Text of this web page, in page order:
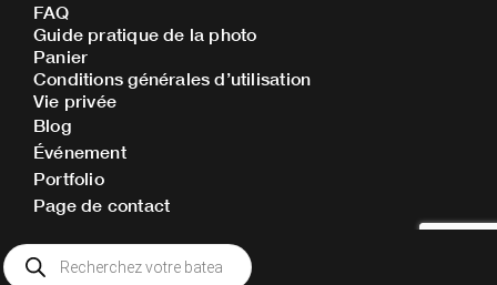
b
o
o
a
g
r
FAQ
Guide pratique de la photo
Panier
Conditions générales d’utilisation
Vie privée
Blog
Événement
Portfolio
Page de contact
Recherche
de